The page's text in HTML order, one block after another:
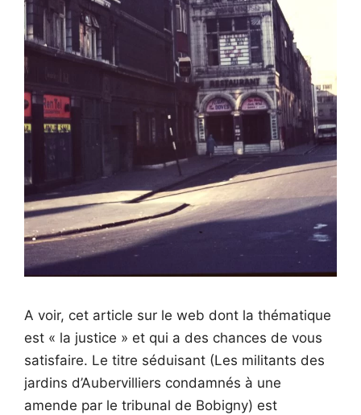
A voir, cet article sur le web dont la thématique
est « la justice » et qui a des chances de vous
satisfaire. Le titre séduisant (Les militants des
jardins d’Aubervilliers condamnés à une
amende par le tribunal de Bobigny) est